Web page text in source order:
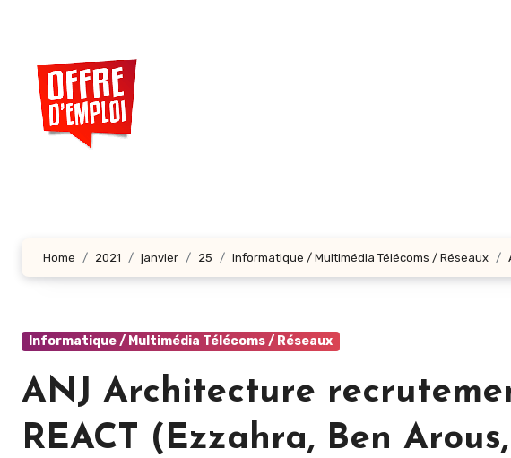
contenu
principal
Home 2021 janvier 25 Informatique / Multimédia Télécoms / Réseaux
Informatique / Multimédia Télécoms / Réseaux
ANJ Architecture
REACT (Ezzahra, Ben